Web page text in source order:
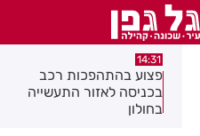
14:31
פצוע בהתהפכות רכב
בכניסה לאזור התעשייה
בחולון